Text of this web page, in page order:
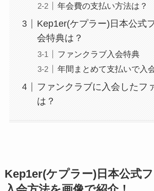
年会費の支払い方法は？
Kep1er(ケプラー)日本公式
会特典は？
ファンクラブ入会特典
年間まとめて支払いで入
ファンクラブに入会したフ
は？
Kep1er(ケプラー)日本公式